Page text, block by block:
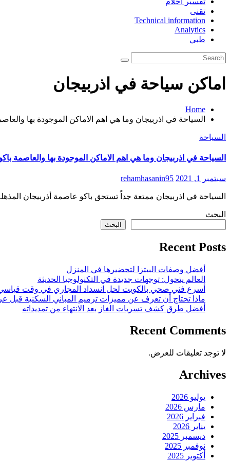
تقنى
Technical information
Analytics
طبي
اماكن سياحة في اذربيجان
Home
السياحة في اذربيجان وما هي اهم الاماكن الموجودة بها
السياحة
السياحة في اذربيجان وما هي اهم الاماكن الموجودة بها والعاصمة
سبتمبر 1, 2021 rehamhasanin95
السياحة في اذربيجان ممتعة جداً تستحق باكو عاصمة أذربيجان المذهلة المزيد من الاهتمام بالتأكيد، يبلغ عدد
البحث
البحث
Recent Posts
أفضل وصفات البيتزا لتحضيرها في المنزل
العالم يتحول: توجهات جديدة في التكنولوجيا الحديثة
أسرع فني صحي بالكويت لحل انسداد المجاري في وقت
ماذا تحتاج أن تعرف عن مميزات ترميم المباني السكنية قبل
أفضل طرق كشف تسربات الغاز بعد الانتهاء من تمديداته
Recent Comments
لا توجد تعليقات للعرض.
Archives
يوليو 2026
مارس 2026
فبراير 2026
يناير 2026
ديسمبر 2025
نوفمبر 2025
أكتوبر 2025